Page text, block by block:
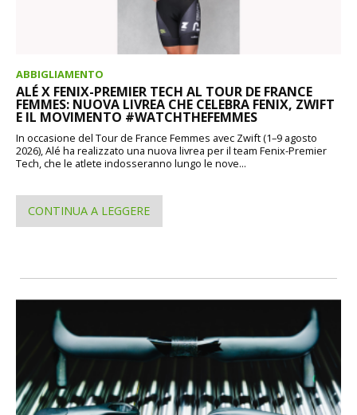
ABBIGLIAMENTO
ALÉ X FENIX-PREMIER TECH AL TOUR DE FRANCE
FEMMES: NUOVA LIVREA CHE CELEBRA FENIX, ZWIFT
E IL MOVIMENTO #WATCHTHEFEMMES
In occasione del Tour de France Femmes avec Zwift (1–9 agosto
2026), Alé ha realizzato una nuova livrea per il team Fenix-Premier
Tech, che le atlete indosseranno lungo le nove...
CONTINUA A LEGGERE